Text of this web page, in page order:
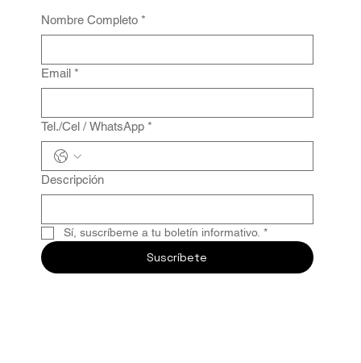
Nombre Completo *
Email *
Tel./Cel / WhatsApp *
Descripción
Sí, suscríbeme a tu boletín informativo. *
Suscríbete